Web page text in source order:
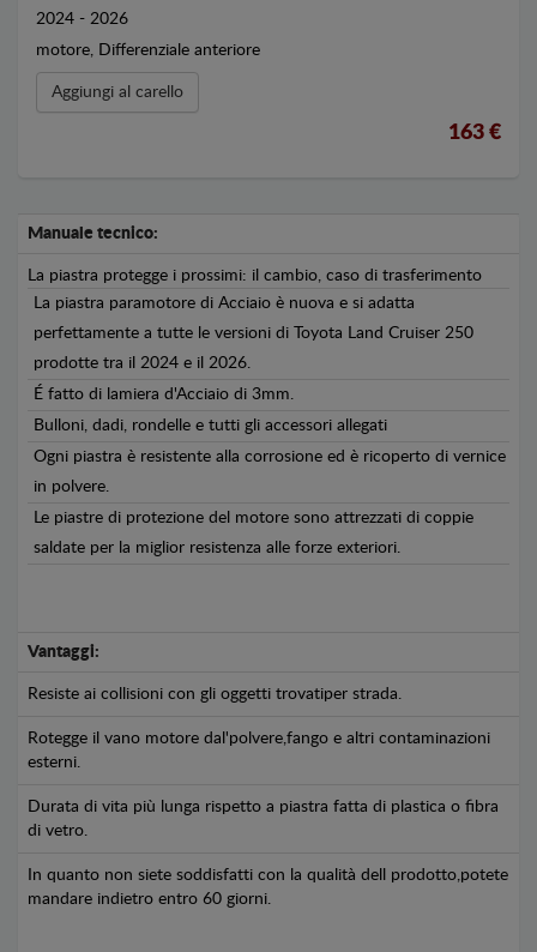
2024 - 2026
motore, Differenziale anteriore
Aggiungi al carello
163 €
Manuale tecnico:
La piastra protegge i prossimi: il cambio, caso di trasferimento
La piastra paramotore di Acciaio è nuova e si adatta
perfettamente a tutte le versioni di Toyota Land Cruiser 250
prodotte tra il 2024 e il 2026.
É fatto di lamiera d'Acciaio di 3mm.
Bulloni, dadi, rondelle e tutti gli accessori allegati
Ogni piastra è resistente alla corrosione ed è ricoperto di vernice
in polvere.
Le piastre di protezione del motore sono attrezzati di coppie
saldate per la miglior resistenza alle forze exteriori.
Vantaggi:
Resiste ai collisioni con gli oggetti trovatiper strada.
Rotegge il vano motore dal'polvere,fango e altri contaminazioni
esterni.
Durata di vita più lunga rispetto a piastra fatta di plastica o fibra
di vetro.
In quanto non siete soddisfatti con la qualità dell prodotto,potete
mandare indietro entro 60 giorni.